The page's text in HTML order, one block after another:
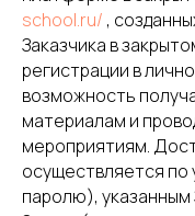
school.ru/ ,
Заказчика в
регистрации в
возможность
материалам и
мероприятиям.
осуществляется по
паролю),